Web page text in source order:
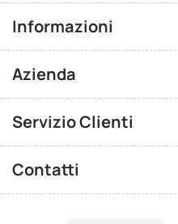
Informazioni
Azienda
Servizio Clienti
Contatti